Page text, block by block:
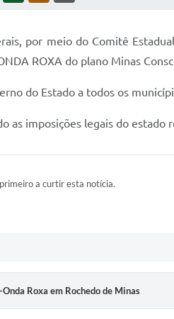
por meio do Comitê
ROXA do plano Minas
do Estado a todos os
as imposições legais do
a curtir esta notícia.
Roxa em Rochedo de Minas